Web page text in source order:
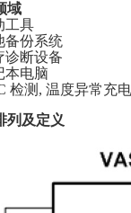
域
工具
备份系统
诊断设备
本电脑
检测, 温度异常充
列及定义